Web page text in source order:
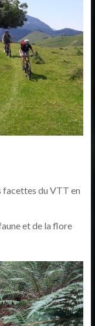
facettes du VTT en
et de la flore